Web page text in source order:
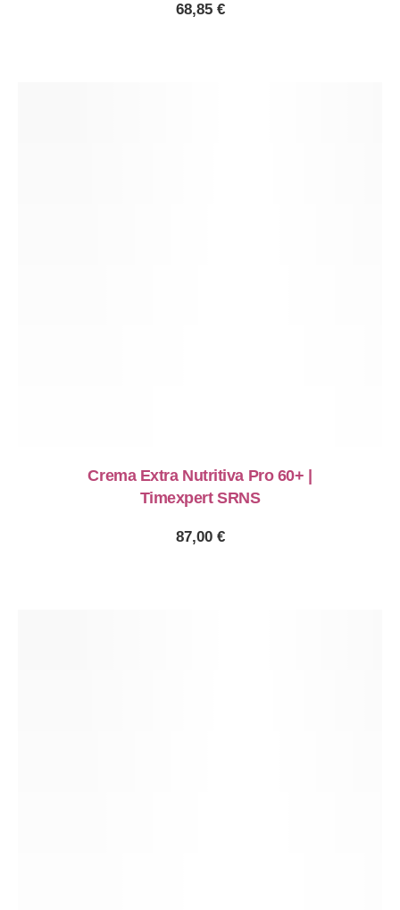
68,85 €
Crema Extra Nutritiva Pro 60+ |
Timexpert SRNS
87,00 €